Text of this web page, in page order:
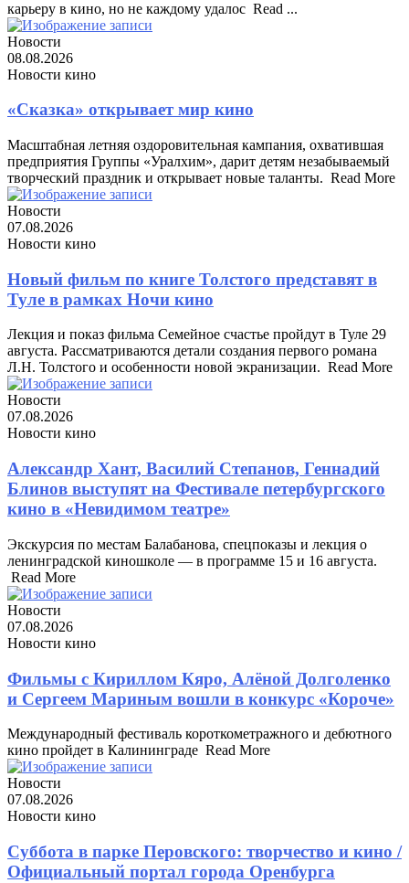
карьеру в кино, но не каждому удалос ​ Read ...
Новости
08.08.2026
Новости кино
«Сказка» открывает мир кино
Масштабная летняя оздоровительная кампания, охватившая
предприятия Группы «Уралхим», дарит детям незабываемый
творческий праздник и открывает новые таланты. ​ Read More
Новости
07.08.2026
Новости кино
Новый фильм по книге Толстого представят в
Туле в рамках Ночи кино
Лекция и показ фильма Семейное счастье пройдут в Туле 29
августа. Рассматриваются детали создания первого романа
Л.Н. Толстого и особенности новой экранизации. ​ Read More
Новости
07.08.2026
Новости кино
Александр Хант, Василий Степанов, Геннадий
Блинов выступят на Фестивале петербургского
кино в «Невидимом театре»
Экскурсия по местам Балабанова, спецпоказы и лекция о
ленинградской киношколе — в программе 15 и 16 августа. ​
Read More
Новости
07.08.2026
Новости кино
Фильмы с Кириллом Кяро, Алёной Долголенко
и Сергеем Мариным вошли в конкурс «Короче»
Международный фестиваль короткометражного и дебютного
кино пройдет в Калининграде ​ Read More
Новости
07.08.2026
Новости кино
Суббота в парке Перовского: творчество и кино /
Официальный портал города Оренбурга